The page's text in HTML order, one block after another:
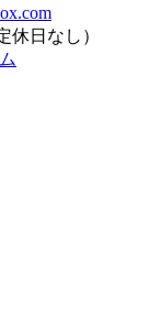
休日なし）